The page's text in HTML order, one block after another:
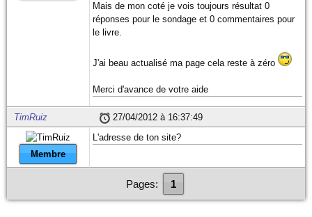
Mais de mon coté je vois toujours résultat 0
réponses pour le sondage et 0 commentaires pour
le livre.
J'ai beau actualisé ma page cela reste à zéro
Merci d'avance de votre aide
TimRuiz 27/04/2012 à 16:37:49
Membre
L'adresse de ton site?
Pages: 1